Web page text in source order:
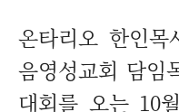
온타리오 한인
음영성교회 담임
대회를 오는 10